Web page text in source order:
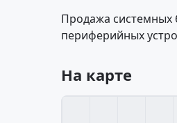
Продажа системных
периферийных
На карте